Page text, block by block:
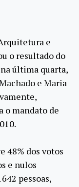
e
o resultado do
última quarta,
e Maria
o mandato de
48% dos votos
e nulos
pessoas,